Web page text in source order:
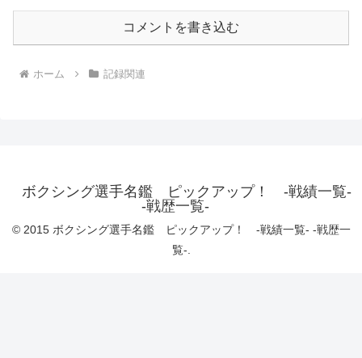
コメントを書き込む
ホーム 記録関連
ボクシング選手名鑑 ピックアップ！ -戦績一覧-
-戦歴一覧-
© 2015 ボクシング選手名鑑 ピックアップ！ -戦績一覧- -戦歴一
覧-.